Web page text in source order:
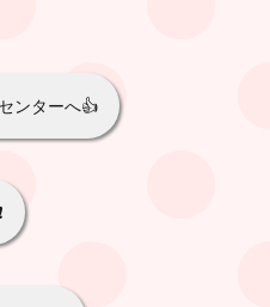
ンターへ👍